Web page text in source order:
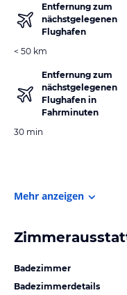
Entfernung zum
nächstgelegenen
Flughafen
< 50 km
Entfernung zum
nächstgelegenen
Flughafen in
Fahrminuten
30 min
Mehr anzeigen
Badezimmer
Badezimmerdetails